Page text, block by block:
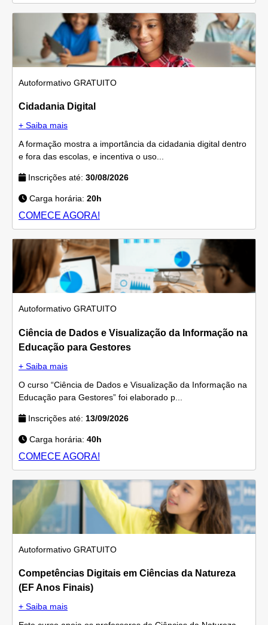
Autoformativo GRATUITO
Cidadania Digital
+ Saiba mais
A formação mostra a importância da cidadania digital dentro
e fora das escolas, e incentiva o uso...
Inscrições até: 30/08/2026
Carga horária: 20h
COMECE AGORA!
Autoformativo GRATUITO
Ciência de Dados e Visualização da Informação na
Educação para Gestores
+ Saiba mais
O curso “Ciência de Dados e Visualização da Informação na
Educação para Gestores” foi elaborado p...
Inscrições até: 13/09/2026
Carga horária: 40h
COMECE AGORA!
Autoformativo GRATUITO
Competências Digitais em Ciências da Natureza
(EF Anos Finais)
+ Saiba mais